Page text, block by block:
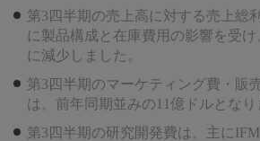
第3四半期の売上高に対する売上総
に製品構成と在庫費用の影響を受け
に減少しました。
第3四半期のマーケティング費・販
は、前年同期並みの11億ドルとなり
第3四半期の研究開発費は、主にIFM